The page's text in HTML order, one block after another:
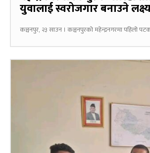
युवालाई स्वरोजगार बनाउने
कञ्चनपुर, २३ साउन । कञ्चनपुरको महेन्द्रनगरमा